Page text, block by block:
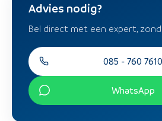
Advies nodig?
Bel direct met een expert,
085 - 760 7610
WhatsApp